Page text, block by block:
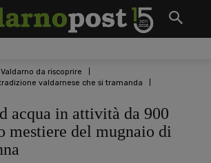
Valdarno da riscoprire
valdarnese che si tramanda
acqua in attività da 900
mestiere del mugnaio di